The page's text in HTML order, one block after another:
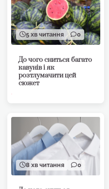
5 хв читання 0
До чого сниться багато
кавунів і як
розтлумачити цей
сюжет
8 хв читання 0